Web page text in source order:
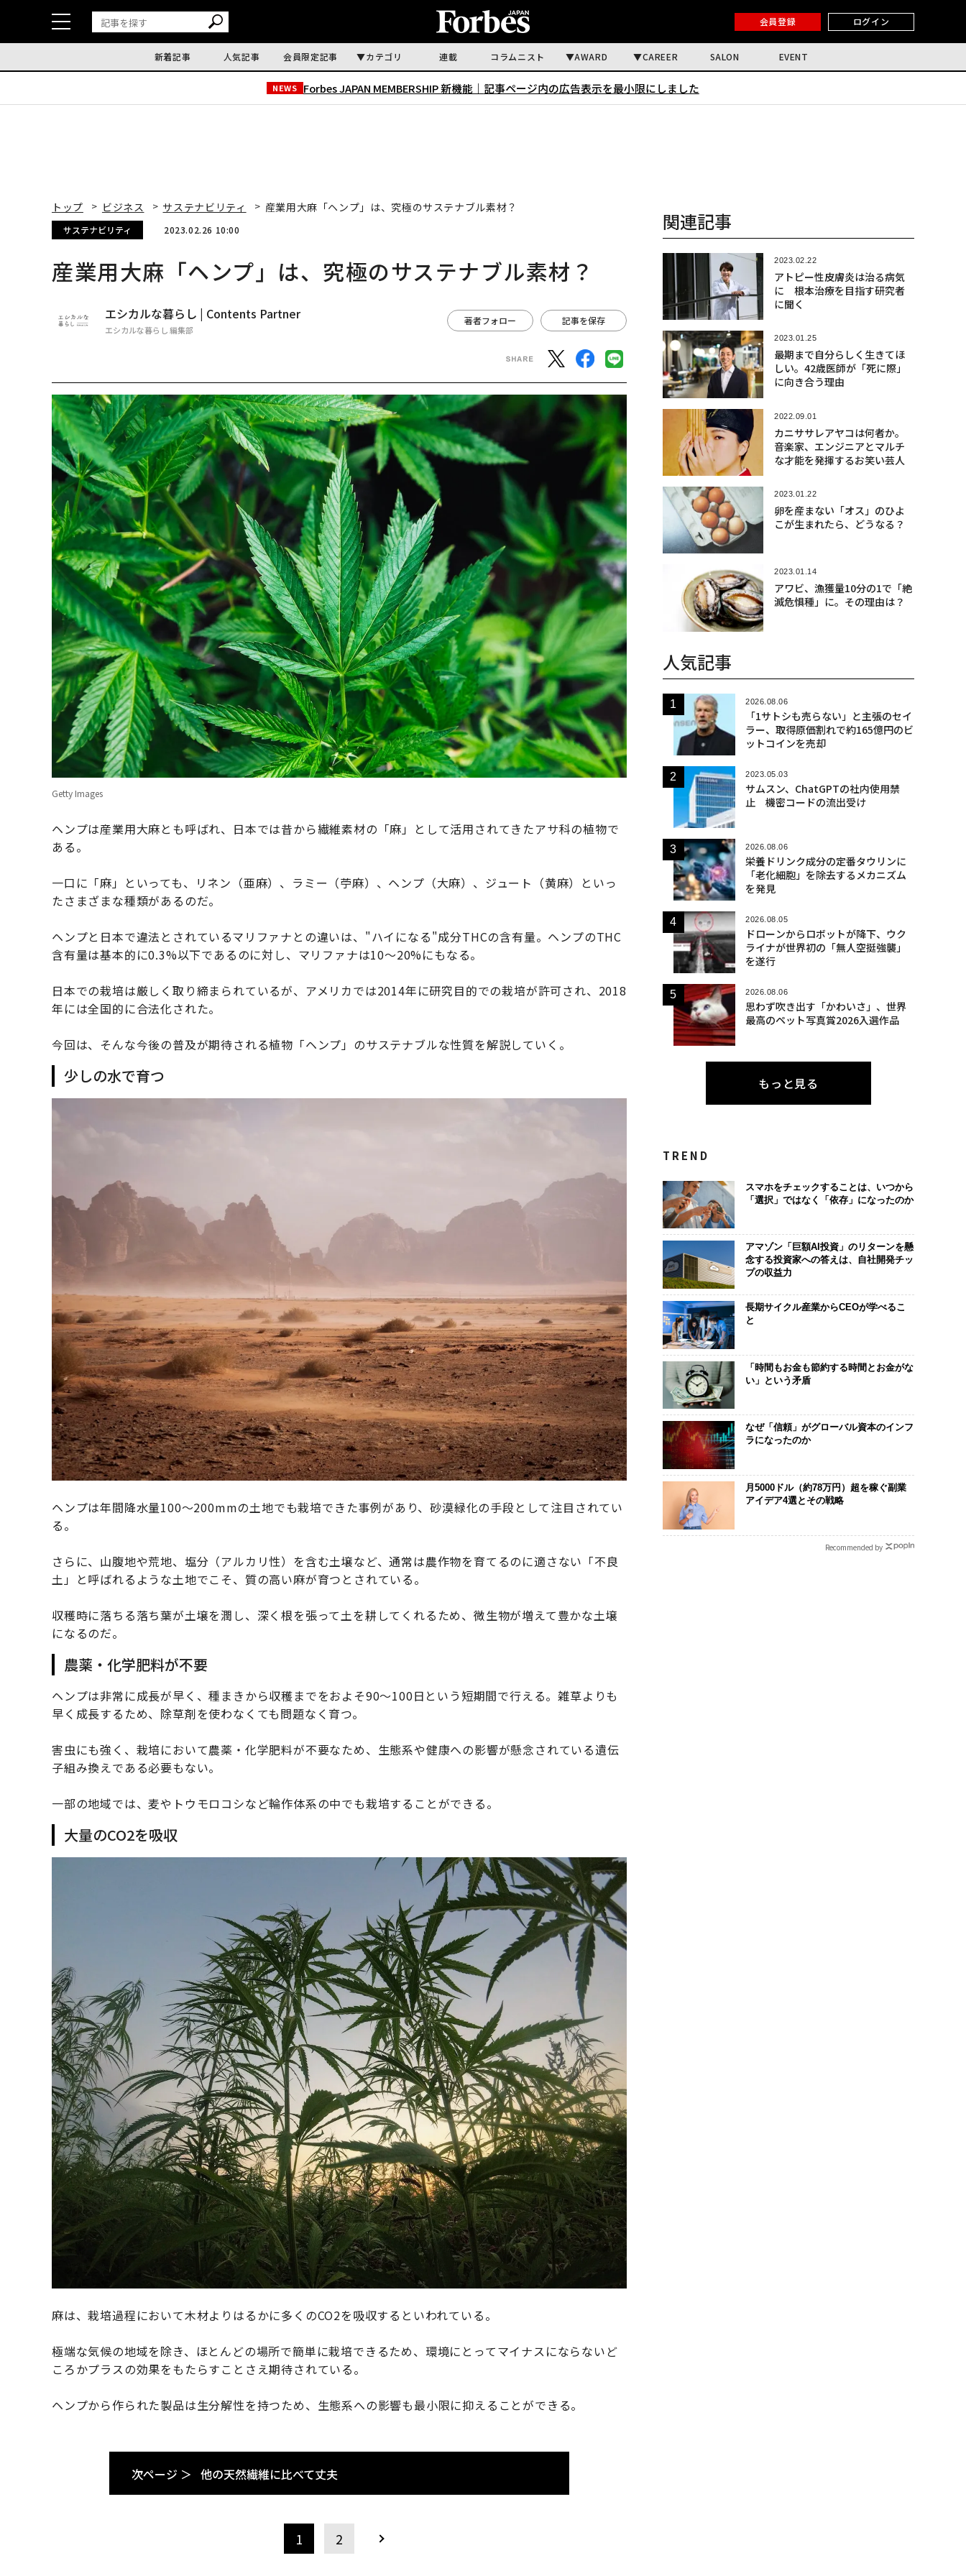
会員登録 ログイン
新着記事 人気記事 会員限定記事 カテゴリ 連載 コラムニスト AWARD CAREER SALON EVENT
NEWS Forbes JAPAN MEMBERSHIP 新機能｜ 記事ページ内の広告表示を最小限にしました
トップ ビジネス サステナビリティ 産業用大麻「ヘンプ」は、究極のサステナブル素材？
サステナビリティ 2023.02.26 10:00
産業用大麻「ヘンプ」は、究極のサステナブル素材？
エシカルな暮らし | Contents Partner
エシカルな暮らし 編集部
著者フォロー 記事を保存
Getty Images
ヘンプは産業用大麻とも呼ばれ、日本では昔から繊維素材の「麻」として活用されてきたアサ科の植物で
ある。
一口に「麻」といっても、リネン（亜麻）、ラミー（苧麻）、ヘンプ（大麻）、ジュート（黄麻）といっ
たさまざまな種類があるのだ。
ヘンプと日本で違法とされているマリファナとの違いは、"ハイになる"成分THCの含有量。ヘンプのTHC
含有量は基本的に0.3%以下であるのに対し、マリファナは10〜20%にもなる。
日本での栽培は厳しく取り締まられているが、アメリカでは2014年に研究目的での栽培が許可され、2018
年には全国的に合法化された。
今回は、そんな今後の普及が期待される植物「ヘンプ」のサステナブルな性質を解説していく。
少しの水で育つ
ヘンプは年間降水量100〜200mmの土地でも栽培できた事例があり、砂漠緑化の手段として注目されてい
る。
さらに、山腹地や荒地、塩分（アルカリ性）を含む土壌など、通常は農作物を育てるのに適さない「不良
土」と呼ばれるような土地でこそ、質の高い麻が育つとされている。
収穫時に落ちる落ち葉が土壌を潤し、深く根を張って土を耕してくれるため、微生物が増えて豊かな土壌
になるのだ。
農薬・化学肥料が不要
ヘンプは非常に成長が早く、種まきから収穫までをおよそ90〜100日という短期間で行える。雑草よりも
早く成長するため、除草剤を使わなくても問題なく育つ。
害虫にも強く、栽培において農薬・化学肥料が不要なため、生態系や健康への影響が懸念されている遺伝
子組み換えである必要もない。
一部の地域では、麦やトウモロコシなど輪作体系の中でも栽培することができる。
大量のCO2を吸収
麻は、栽培過程において木材よりはるかに多くのCO2を吸収するといわれている。
極端な気候の地域を除き、ほとんどの場所で簡単に栽培できるため、環境にとってマイナスにならないど
ころかプラスの効果をもたらすことさえ期待されている。
ヘンプから作られた製品は生分解性を持つため、生態系への影響も最小限に抑えることができる。
次ページ ＞ 他の天然繊維に比べて丈夫
1 2
関連記事
2023.02.22
アトピー性皮膚炎は治る病気
に 根本治療を目指す研究者
に聞く
2023.01.25
最期まで⾃分らしく⽣きてほ
しい。42歳医師が「死に際」
に向き合う理由
2022.09.01
カニササレアヤコは何者か。
音楽家、エンジニアとマルチ
な才能を発揮するお笑い芸人
2023.01.22
卵を産まない「オス」のひよ
こが生まれたら、どうなる？
2023.01.14
アワビ、漁獲量10分の1で「絶
滅危惧種」に。その理由は？
人気記事
2026.08.06
「1サトシも売らない」と主張のセイ
ラー、取得原価割れで約165億円のビ
ットコインを売却
2023.05.03
サムスン、ChatGPTの社内使用禁
止 機密コードの流出受け
2026.08.06
栄養ドリンク成分の定番タウリンに
「老化細胞」を除去するメカニズム
を発見
2026.08.05
ドローンからロボットが降下、ウク
ライナが世界初の「無人空挺強襲」
を遂行
2026.08.06
思わず吹き出す「かわいさ」、世界
最高のペット写真賞2026入選作品
もっと見る
TREND
スマホをチェックすることは、いつから
「選択」ではなく「依存」になったのか
アマゾン「巨額AI投資」のリターンを懸
念する投資家への答えは、自社開発チッ
プの収益力
長期サイクル産業からCEOが学べるこ
と
「時間もお金も節約する時間とお金がな
い」という矛盾
なぜ「信頼」がグローバル資本のインフ
ラになったのか
月5000ドル（約78万円）超を稼ぐ副業
アイデア4選とその戦略
Recommended by